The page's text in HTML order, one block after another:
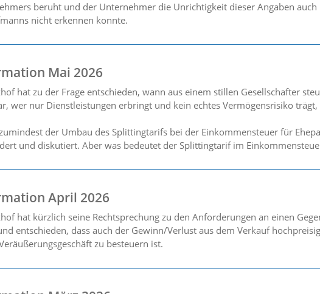
beruht und der Unternehmer die Unrichtigkeit dieser Angaben
nicht erkennen konnte.
Mai 2026
hat zu der Frage entschieden, wann aus einem stillen Gesellschafter
wer nur Dienstleistungen erbringt und kein echtes Vermögensrisiko
der Umbau des Splittingtarifs bei der Einkommensteuer für
und diskutiert. Aber was bedeutet der Splittingtarif im
April 2026
hat kürzlich seine Rechtsprechung zu den Anforderungen an einen
entschieden, dass auch der Gewinn/Verlust aus dem Verkauf
zu besteuern ist.